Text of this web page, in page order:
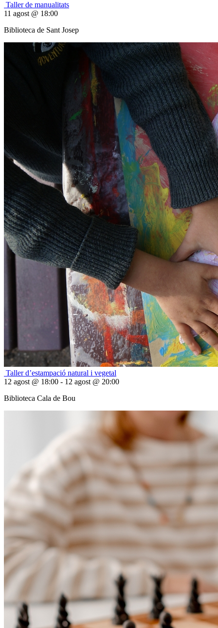
Taller de manualitats
11 agost @ 18:00
Biblioteca de Sant Josep
Taller d’estampació natural i vegetal
12 agost @ 18:00 - 12 agost @ 20:00
Biblioteca Cala de Bou